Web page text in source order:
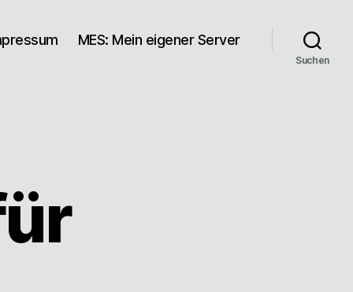
MES: Mein eigener Server
Suchen